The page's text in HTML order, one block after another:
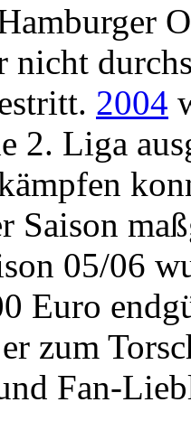
nicht
2004
2. Liga
Saison
05/06
Euro
zum
Fan-